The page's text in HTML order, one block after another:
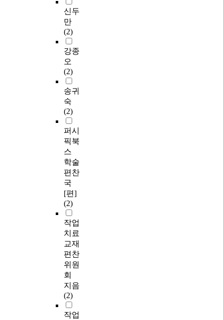
신두
만
(2)
강종
오
(2)
송귀
숙
(2)
퍼시
픽북
스
학술
편찬
국
[편]
(2)
작업
치료
교재
편찬
위원
회
지음
(2)
작업